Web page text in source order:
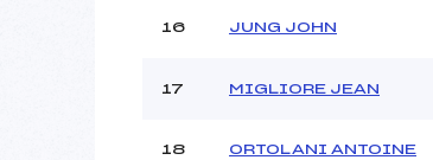
16 JUNG JOHN
17 MIGLIORE JEAN
18 ORTOLANI ANTOINE